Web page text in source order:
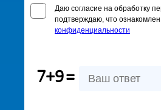
Даю согласие на обработку
подтверждаю, что ознакомлен
конфиденциальности
7+9=